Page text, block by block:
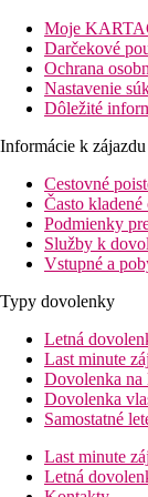
Vybavenie
Vstupná hala,
slnečníky pri
Izby
klimatizácia,
Pláž
Nádherná
od hotela,
Bez stravy,
Športová
Vodné športy
Zábava
Animačné
Internet
WiFi v areáli
Moje
Darčekové
Ochrana
Nastavenie
Dôležité
Informácie k zájazdu
Cestovné
Často kladené
Podmienky
Služby k
Vstupné a
Typy dovolenky
Letná
Last minute
Dovolenka na
Dovolenka
Samostatné
Last minute
Letná